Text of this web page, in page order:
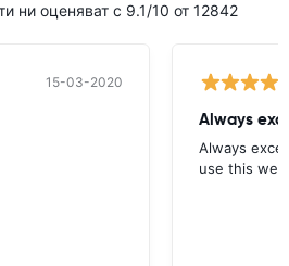
ни оценяват с 9.1/10 от 12842
15-03-2020
Always
Always
use this